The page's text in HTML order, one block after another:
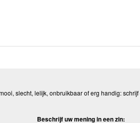
slecht, lelijk, onbruikbaar of erg handig:
Beschrijf uw mening in een zin: